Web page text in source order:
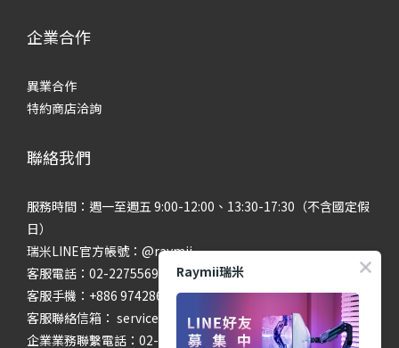
企業合作
異業合作
特約商店洽詢
聯絡我們
服務時間：週一至週五 9:00-12:00、13:30-17:30（不含國定假
日）
瑞米LINE官方帳號：@raymii
客服電話：02-22755699 #201 #202
客服手機：+886 974286654
客服聯絡信箱： service@raymii.com
企業業務聯繫電話：02-22755699 #302
Raymii瑞米